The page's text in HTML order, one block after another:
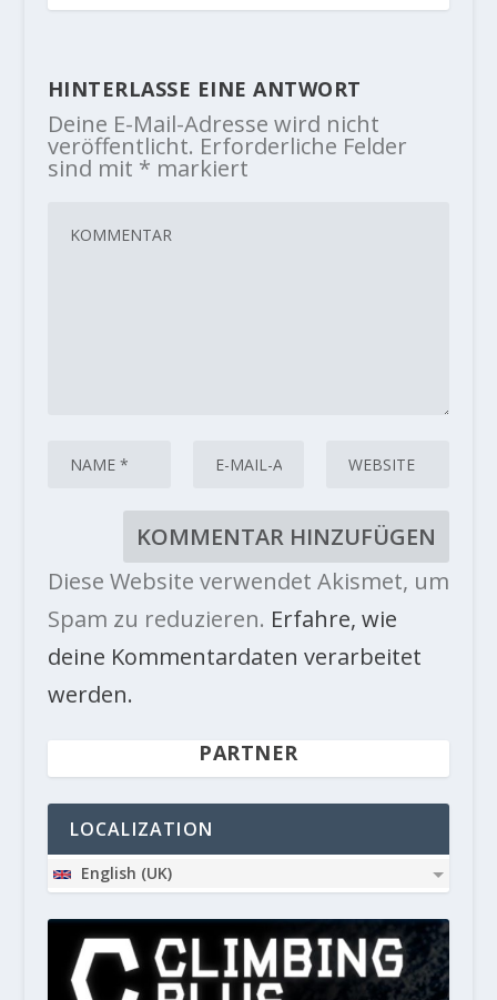
HINTERLASSE EINE ANTWORT
Deine E-Mail-Adresse wird nicht
veröffentlicht. Erforderliche Felder
sind mit * markiert
Diese Website verwendet Akismet, um
Spam zu reduzieren. Erfahre, wie
deine Kommentardaten verarbeitet
werden.
PARTNER
LOCALIZATION
English (UK)